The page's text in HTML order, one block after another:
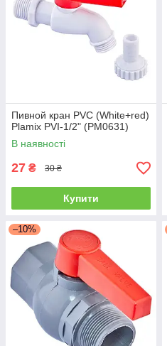
Пивной кран PVC (White+red)
Plamix PVI-1/2" (PM0631)
В наявності
27 ₴ 30 ₴
Купити
–10%